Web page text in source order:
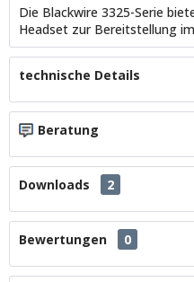
Die Blackwire 3325-Serie
Headset zur Bereitstellung
technische Details
Beratung
Downloads 2
Bewertungen 0